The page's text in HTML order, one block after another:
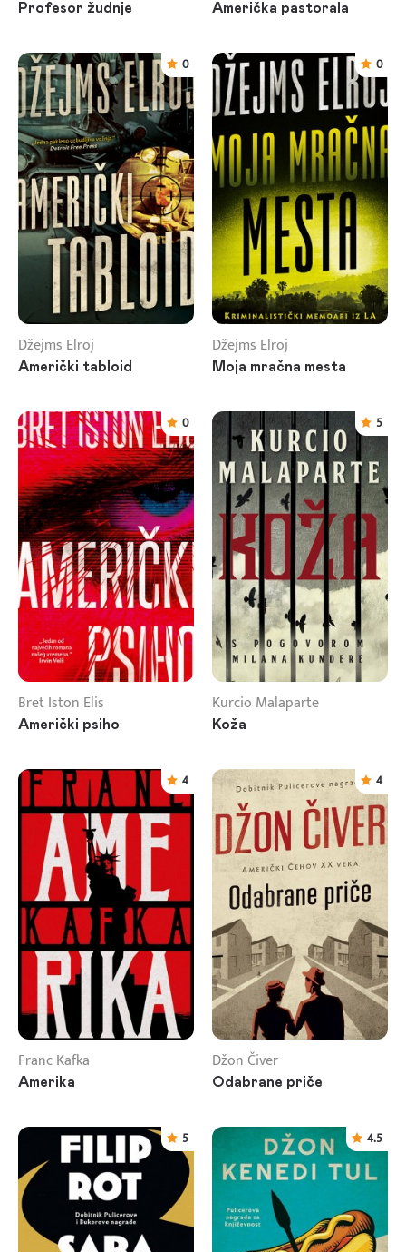
Profesor žudnje Američka pastorala
0
Džejms Elroj
Američki tabloid
0
Džejms Elroj
Moja mračna mesta
0
Bret Iston Elis
Američki psiho
5
Kurcio Malaparte
Koža
4
Franc Kafka
Amerika
4
Džon Čiver
Odabrane priče
5 4.5